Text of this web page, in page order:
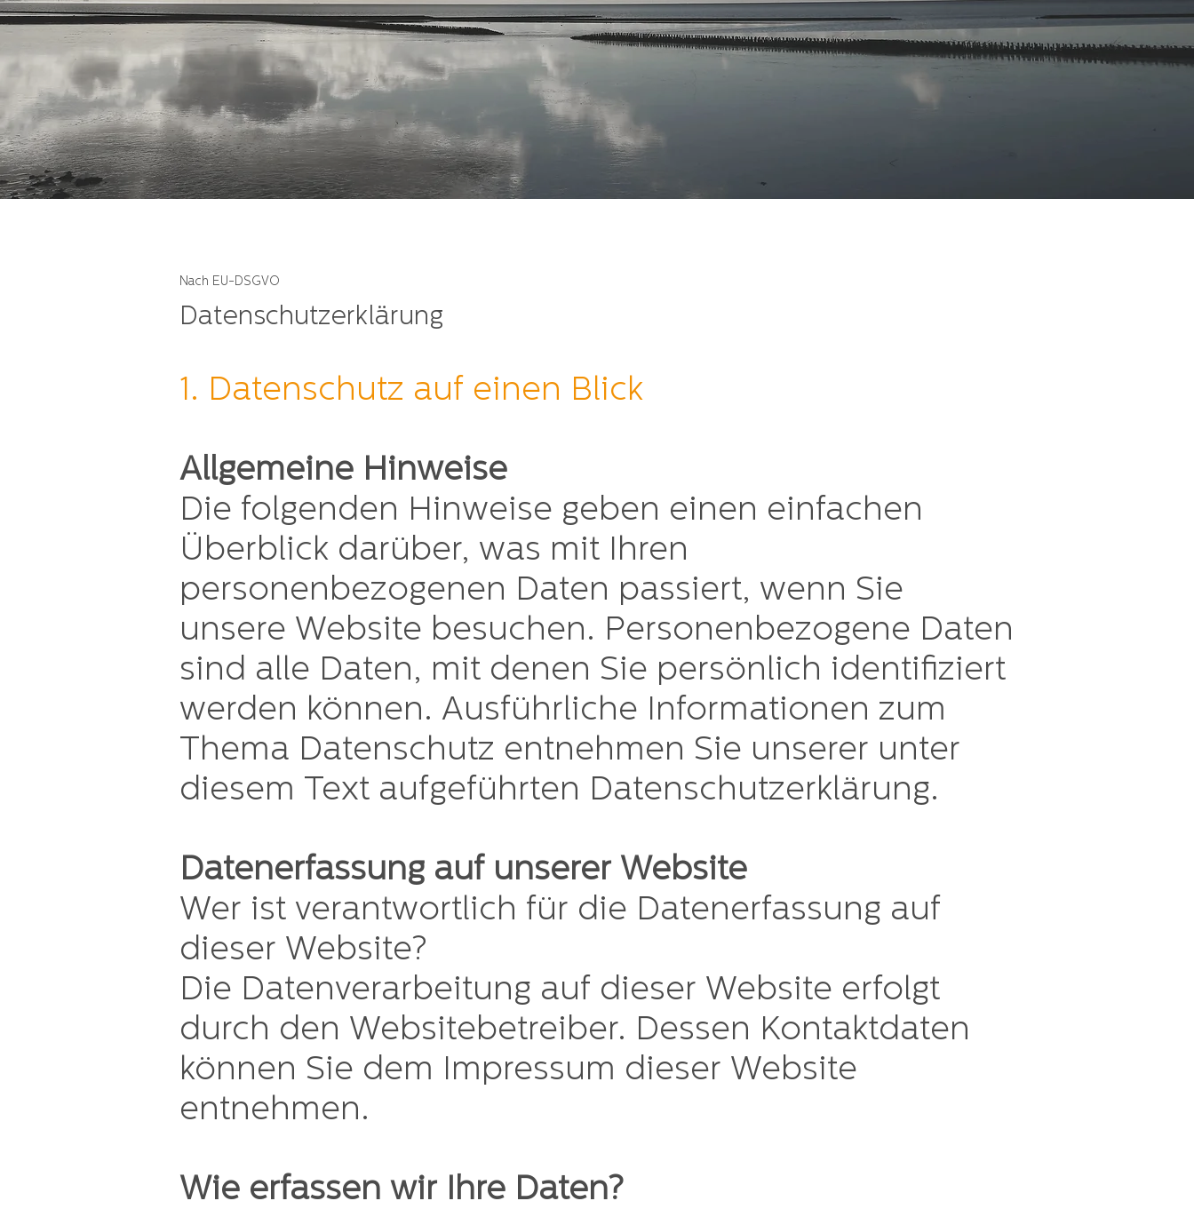
Nach EU-DSGVO
Datenschutzerklärung
1. Datenschutz auf einen Blick
Allgemeine Hinweise
Die folgenden Hinweise geben einen einfachen
Überblick darüber, was mit Ihren
personenbezogenen Daten passiert, wenn Sie
unsere Website besuchen. Personenbezogene Daten
sind alle Daten, mit denen Sie persönlich identifiziert
werden können. Ausführliche Informationen zum
Thema Datenschutz entnehmen Sie unserer unter
diesem Text aufgeführten Datenschutzerklärung.
Datenerfassung auf unserer Website
Wer ist verantwortlich für die Datenerfassung auf
dieser Website?
Die Datenverarbeitung auf dieser Website erfolgt
durch den Websitebetreiber. Dessen Kontaktdaten
können Sie dem Impressum dieser Website
entnehmen.
Wie erfassen wir Ihre Daten?